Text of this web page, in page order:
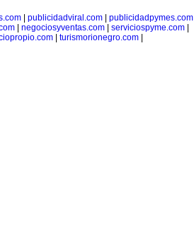
| publicidadviral.com| publicidadpymes.com|
| negociosyventas.com| serviciospyme.com|
| turismorionegro.com|